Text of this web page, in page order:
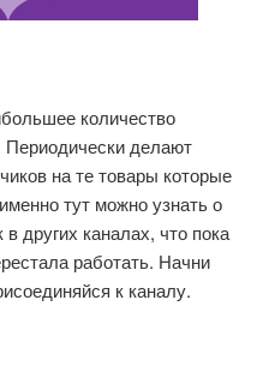
количество
Периодически делают
на те товары которые
тут можно узнать о
других каналах, что пока
работать. Начни
к каналу.